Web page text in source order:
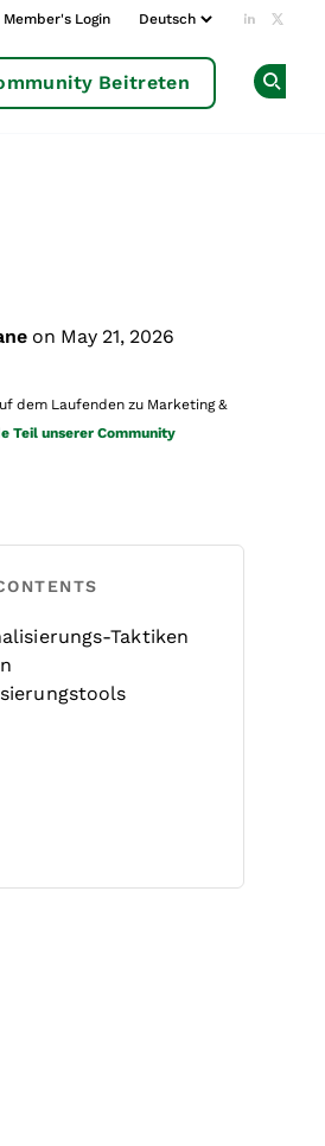
Member's Login Add us
Beitreten
on May 21, 2026
dem Laufenden zu Marketing &
Teil unserer Community
Taktiken